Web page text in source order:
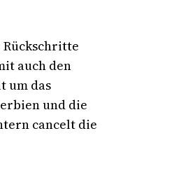
auch den
um das
und die
cancelt die